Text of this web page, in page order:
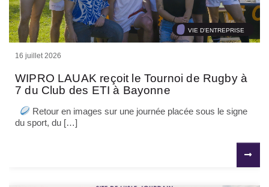
VIE D'ENTREPRISE
16 juillet 2026
WIPRO LAUAK reçoit le Tournoi de Rugby à
7 du Club des ETI à Bayonne
Retour en images sur une journée placée sous le signe
du sport, du […]